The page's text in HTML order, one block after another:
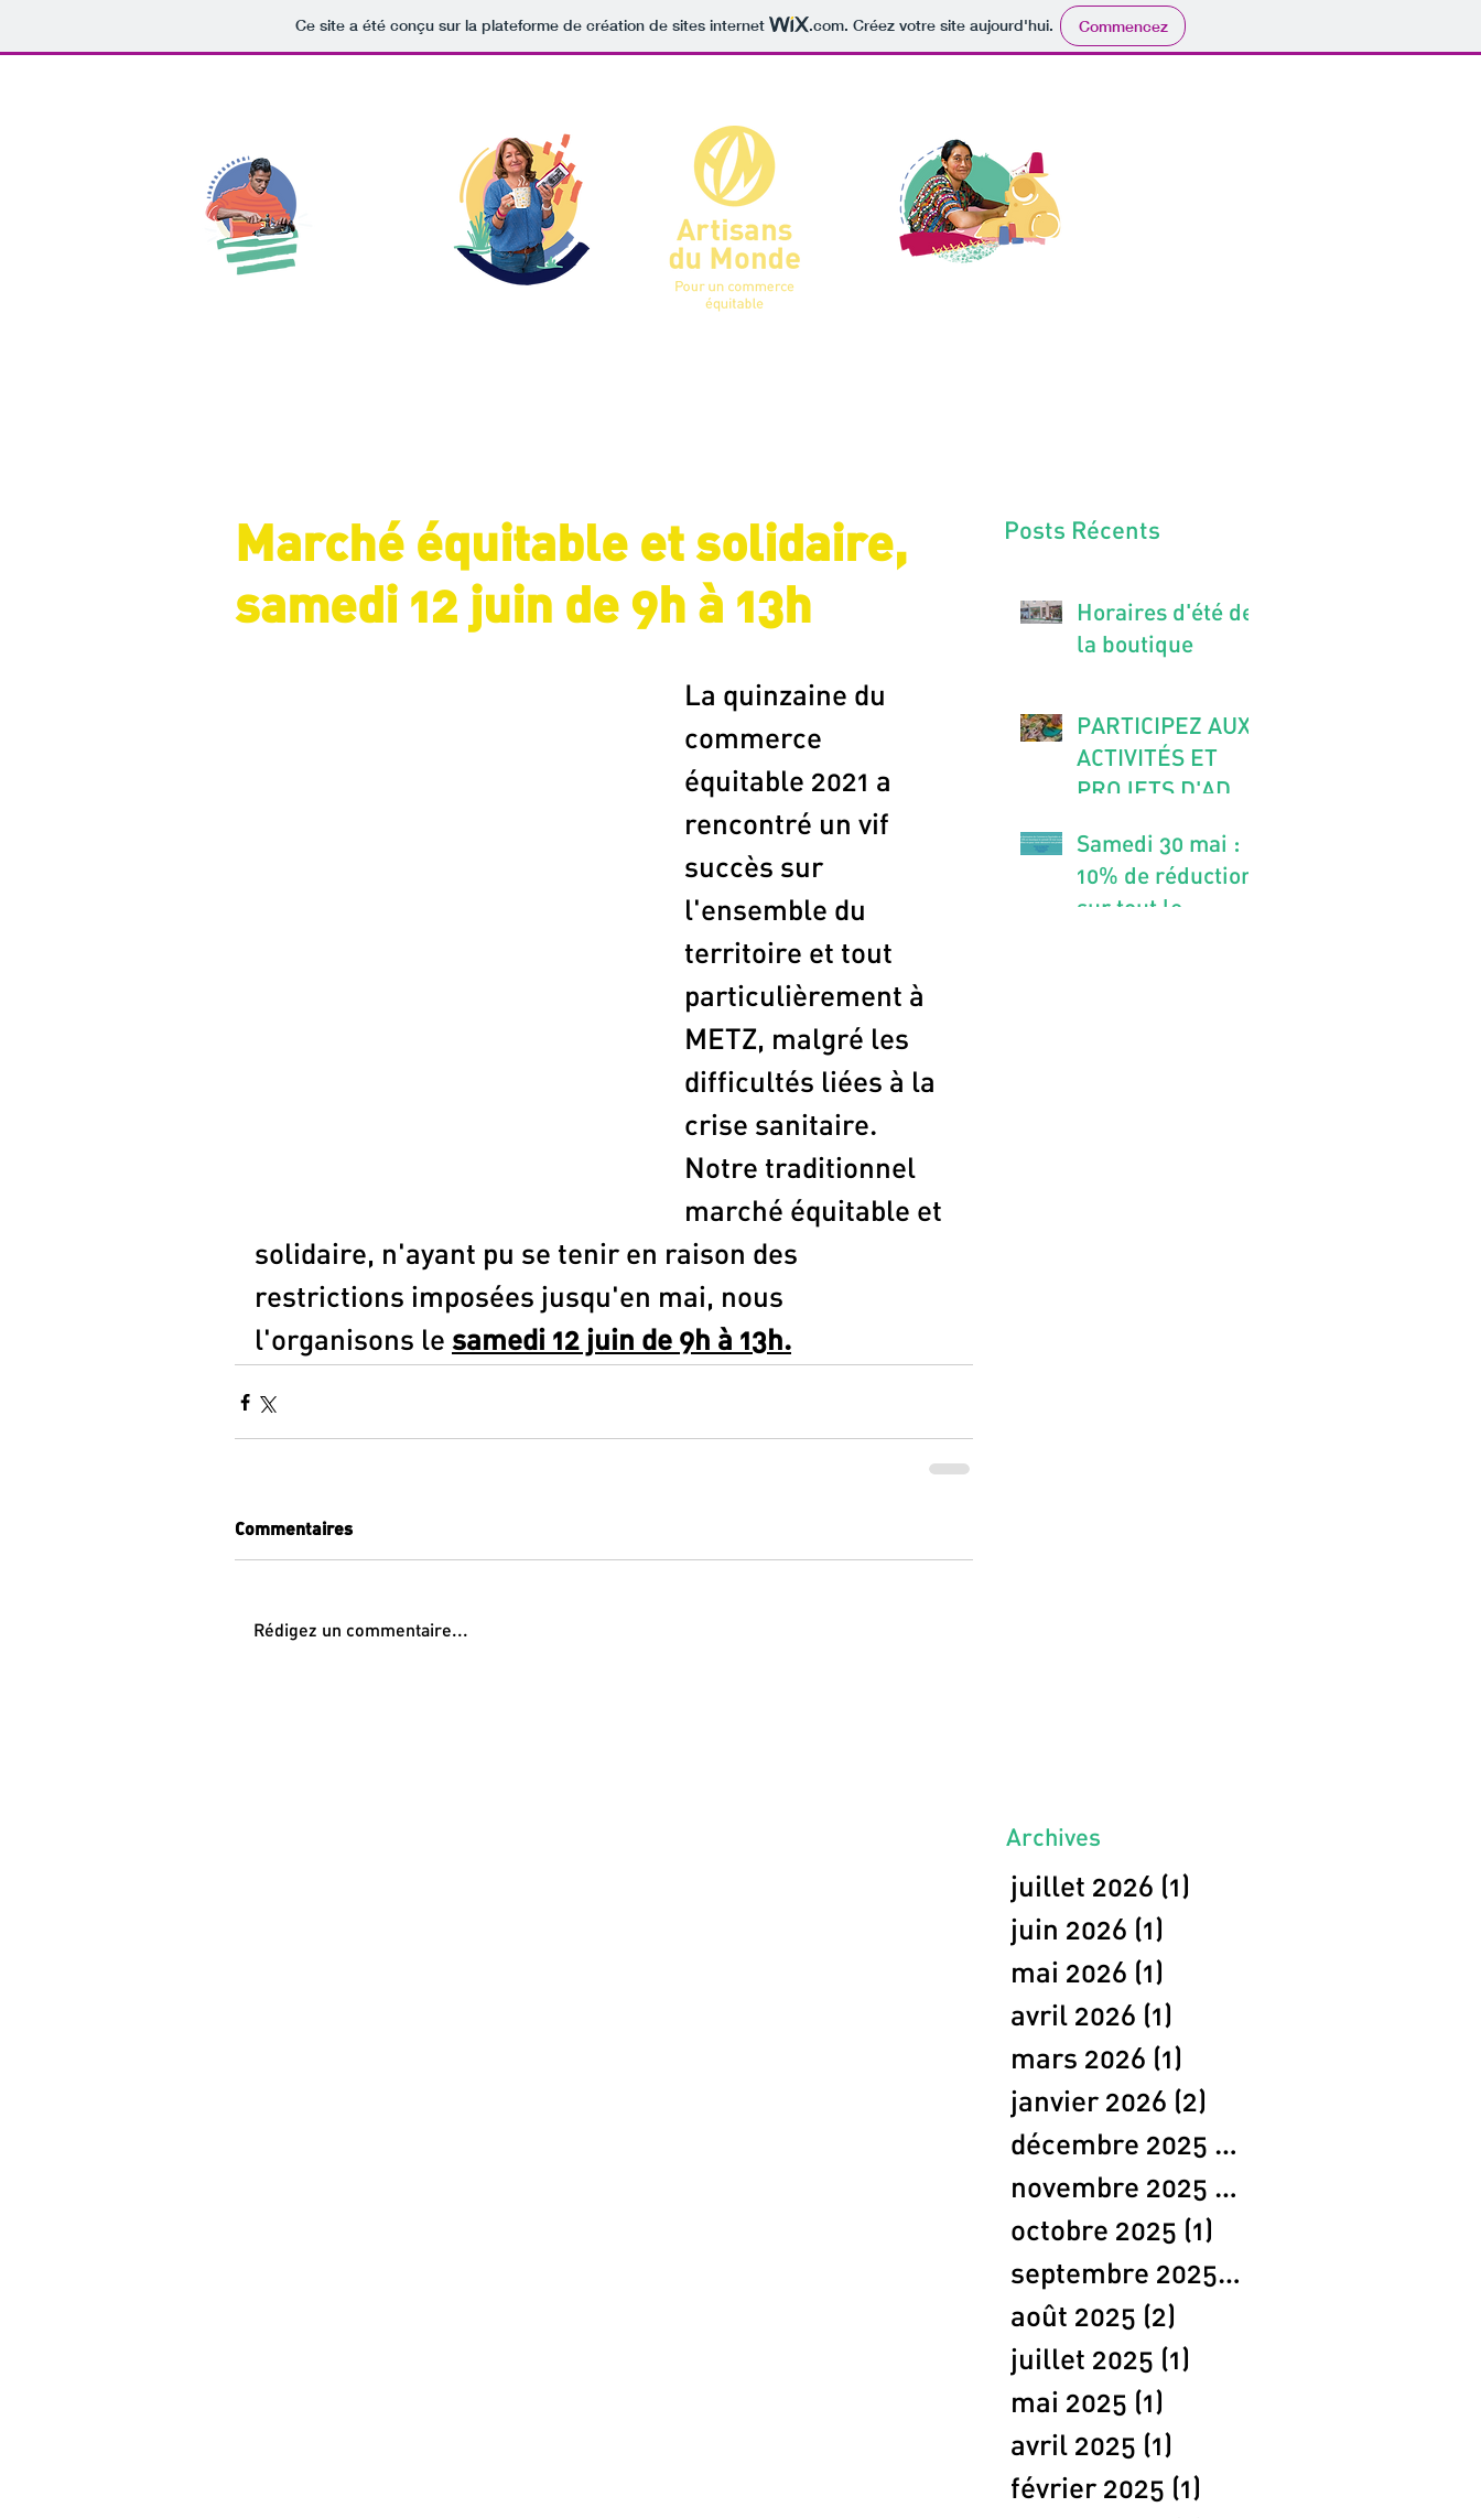
Ce site a été conçu sur la plateforme de création de sites internet .com. Créez votre site aujourd'hui. Commencez
Marché équitable et solidaire,
samedi 12 juin de 9h à 13h
La quinzaine du
commerce
équitable 2021 a
rencontré un vif
succès sur
l'ensemble du
territoire et tout
particulièrement à
METZ, malgré les
difficultés liées à la
crise sanitaire.
Notre traditionnel
marché équitable et
solidaire, n'ayant pu se tenir en raison des
restrictions imposées jusqu'en mai, nous
l'organisons le samedi 12 juin de 9h à 13h.
Commentaires
Rédigez un commentaire...
Posts Récents
Horaires d'été de
la boutique
PARTICIPEZ AUX
ACTIVITÉS ET
PROJETS D'ADM
Samedi 30 mai :
10% de réduction
sur tout le
Archives
juillet 2026 (1)
juin 2026 (1)
mai 2026 (1)
avril 2026 (1)
mars 2026 (1)
janvier 2026 (2)
décembre 2025 (2)
novembre 2025 (1)
octobre 2025 (1)
septembre 2025
(1)
août 2025 (2)
juillet 2025 (1)
mai 2025 (1)
avril 2025 (1)
février 2025 (1)